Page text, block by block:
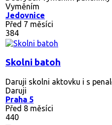
Vyměním
Jedovnice
Před 7 měsíci
384
Skolni batoh
Daruji skolni aktovku i s
Daruji
Praha 5
Před 8 měsíci
440